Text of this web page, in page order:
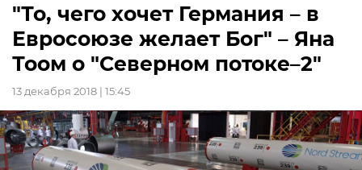
"То, чего хочет Германия – в
Евросоюзе желает Бог" – Яна
Тоом о "Северном потоке–2"
13 декабря 2018 | 15:45